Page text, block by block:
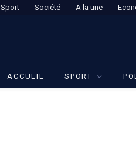
Sport Société A la une
ACCUEIL SPORT